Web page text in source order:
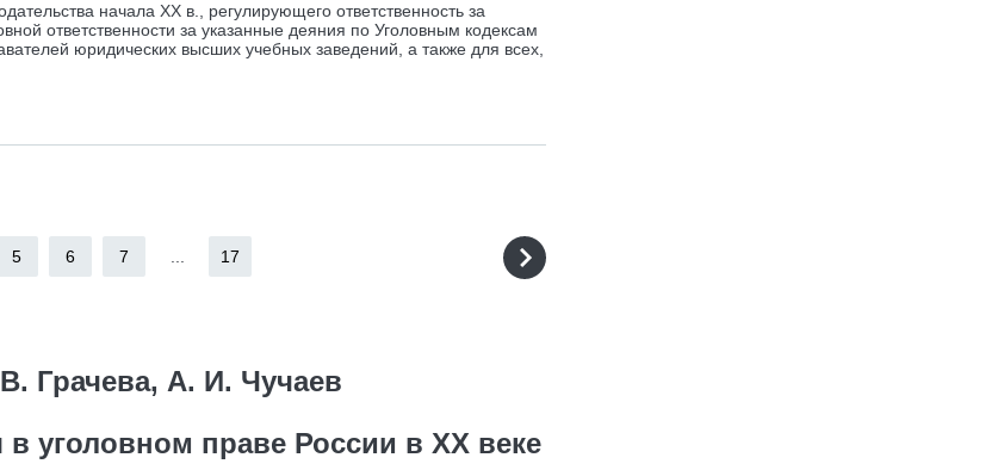
начала XX в., регулирующего ответственность за
ответственности за указанные деяния по Уголовным кодексам
юридических высших учебных заведений, а также для всех,
5 6 7 17
Грачева, А. И. Чучаев
уголовном праве России в XX веке